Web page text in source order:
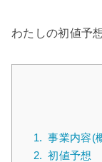
わたしの初値予
1. 事業内容(
2. 初値予想